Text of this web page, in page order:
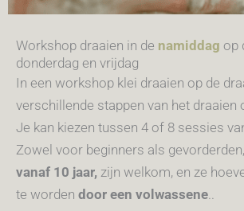
Workshop draaien in de namiddag op
donderdag en vrijdag
In een workshop klei draaien op de
verschillende stappen van het draaien
Je kan kiezen tussen 4 of 8 sessies
Zowel voor beginners als
vanaf 10 jaar, zijn welkom, en ze
te worden door een volwassene